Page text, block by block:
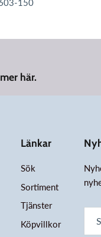
150
här.
Länkar
Sök
Sortiment
Tjänster
Köpvillkor